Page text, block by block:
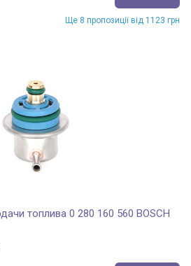
Ще 8 пропозиції від 1123 грн
топлива 0 280 160 560 BOSCH